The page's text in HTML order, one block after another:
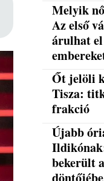
Melyik
Az első
árulhat
Őt jelöli
Tisza:
frakció
Újabb
bekerült
döntőjébe